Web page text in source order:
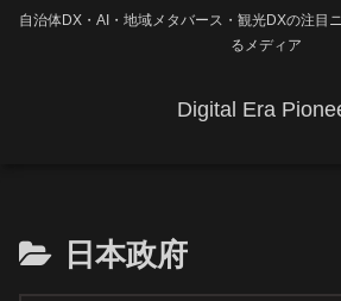
自治体DX・AI・地域メタバース・観光DXの注目
るメディア
Digital Era
日本政府